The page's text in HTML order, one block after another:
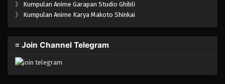
》 Kumpulan Anime Garapan Studio Ghibli
》 Kumpulan Anime Karya Makoto Shinkai
≡ Join Channel Telegram